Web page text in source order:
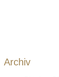
Archiv